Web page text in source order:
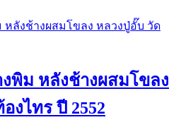
พิม หลังช้างผสมโขลง
งไทร ปี 2552